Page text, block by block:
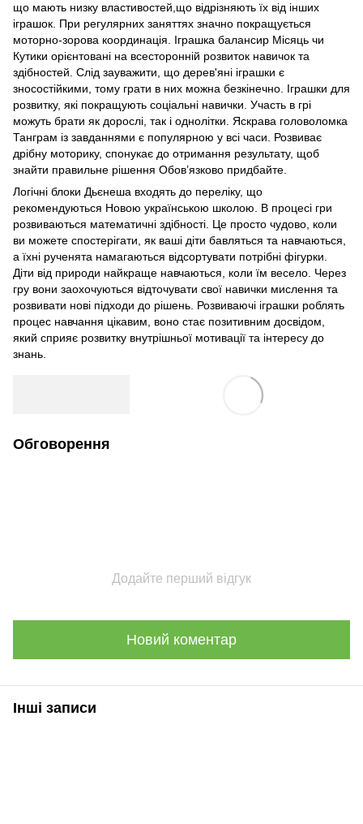
що мають низку властивостей,що відрізняють їх від інших
іграшок. При регулярних заняттях значно покращується
моторно-зорова координація. Іграшка балансир Місяць чи
Кутики орієнтовані на всесторонній розвиток навичок та
здібностей. Слід зауважити, що дерев'яні іграшки є
зносостійкими, тому грати в них можна безкінечно. Іграшки для
розвитку, які покращують соціальні навички. Участь в грі
можуть брати як дорослі, так і однолітки. Яскрава головоломка
Танграм із завданнями є популярною у всі часи. Розвиває
дрібну моторику, спонукає до отримання результату, щоб
знайти правильне рішення Обов’язково придбайте.
Логічні блоки Дьєнеша входять до переліку, що
рекомендуються Новою українською школою. В процесі гри
розвиваються математичні здібності. Це просто чудово, коли
ви можете спостерігати, як ваші діти бавляться та навчаються,
а їхні рученята намагаються відсортувати потрібні фігурки.
Діти від природи найкраще навчаються, коли їм весело. Через
гру вони заохочуються відточувати свої навички мислення та
розвивати нові підходи до рішень. Розвиваючі іграшки роблять
процес навчання цікавим, воно стає позитивним досвідом,
який сприяє розвитку внутрішньої мотивації та інтересу до
знань.
Обговорення
Додайте перший відгук
Новий коментар
Інші записи